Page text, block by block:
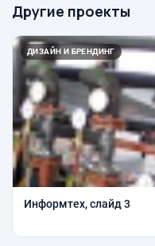
Другие проекты
ДИЗАЙН И БРЕНДИНГ
Информтех, слайд 3